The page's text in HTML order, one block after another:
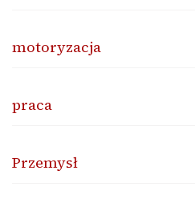
motoryzacja
praca
Przemysł